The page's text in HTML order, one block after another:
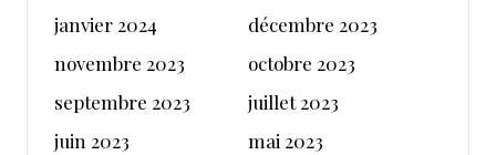
janvier 2024
décembre 2023
novembre 2023
octobre 2023
septembre 2023
juillet 2023
juin 2023
mai 2023